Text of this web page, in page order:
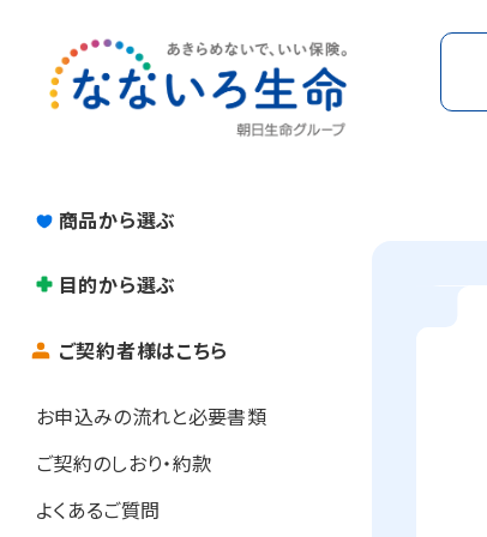
商品から選ぶ
目的から選ぶ
ご契約者様はこちら
お申込みの流れと必要書類
ご契約のしおり・約款
よくあるご質問